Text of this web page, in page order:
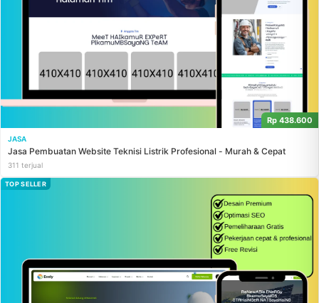
Rp 438.600
JASA
Jasa Pembuatan Website Teknisi Listrik Profesional - Murah & Cepat
311 terjual
TOP SELLER